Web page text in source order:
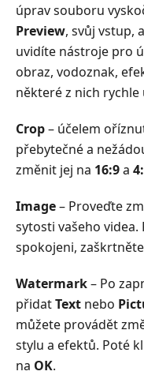
úprav souboru
Preview, svůj vstup, a
uvidíte nástroje pro
obraz, vodoznak,
některé z nich rychle
Crop– účelem
přebytečné a
změnit jej na 16:9a
Image– Proveďte
sytosti vašeho videa.
spokojeni, zaškrtněte
Watermark– Po
přidatText nebo
můžete provádět
stylu a efektů. Poté
na OK.